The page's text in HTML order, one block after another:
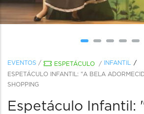
EVENTOS / ESPETÁCULO /
INFANTIL
ESPETÁCULO INFANTIL: "A BELA
SHOPPING
Espetáculo Infantil: